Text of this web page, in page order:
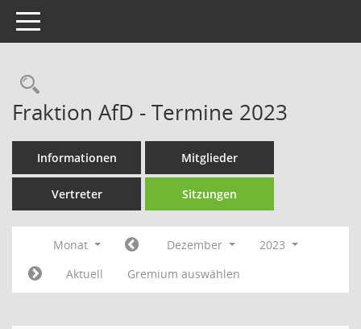
Toggle navigation
Rechercheauswahl
Fraktion AfD - Termine 2023
Informationen Mitglieder
Vertreter Sitzungen
Monat Dezember
2023
Aktuell
Gremium auswählen